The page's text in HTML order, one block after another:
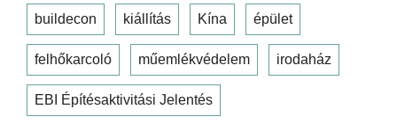
buildecon kiállítás Kína épület
felhőkarcoló műemlékvédelem irodaház
EBI Építésaktivitási Jelentés